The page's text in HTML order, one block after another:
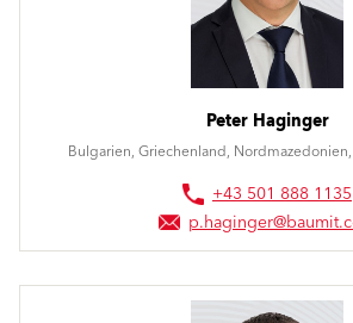
Peter Haginger
Bulgarien, Griechenland,
+43 501 888 1135